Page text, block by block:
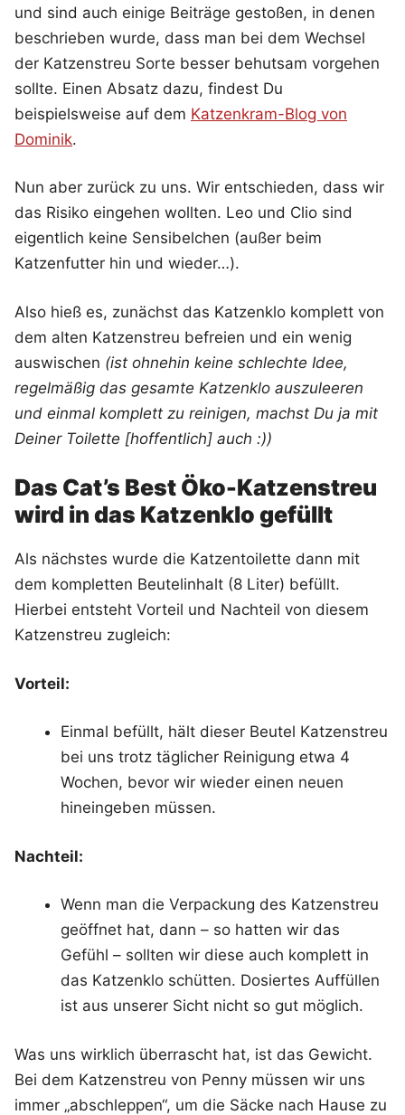
und sind auch einige Beiträge gestoßen, in denen
beschrieben wurde, dass man bei dem Wechsel
der Katzenstreu Sorte besser behutsam vorgehen
sollte. Einen Absatz dazu, findest Du
beispielsweise auf dem Katzenkram-Blog von
Dominik.
Nun aber zurück zu uns. Wir entschieden, dass wir
das Risiko eingehen wollten. Leo und Clio sind
eigentlich keine Sensibelchen (außer beim
Katzenfutter hin und wieder…).
Also hieß es, zunächst das Katzenklo komplett von
dem alten Katzenstreu befreien und ein wenig
auswischen (ist ohnehin keine schlechte Idee,
regelmäßig das gesamte Katzenklo auszuleeren
und einmal komplett zu reinigen, machst Du ja mit
Deiner Toilette [hoffentlich] auch :))
Das Cat’s Best Öko-Katzenstreu
wird in das Katzenklo gefüllt
Als nächstes wurde die Katzentoilette dann mit
dem kompletten Beutelinhalt (8 Liter) befüllt.
Hierbei entsteht Vorteil und Nachteil von diesem
Katzenstreu zugleich:
Vorteil:
Einmal befüllt, hält dieser Beutel Katzenstreu
bei uns trotz täglicher Reinigung etwa 4
Wochen, bevor wir wieder einen neuen
hineingeben müssen.
Nachteil:
Wenn man die Verpackung des Katzenstreu
geöffnet hat, dann – so hatten wir das
Gefühl – sollten wir diese auch komplett in
das Katzenklo schütten. Dosiertes Auffüllen
ist aus unserer Sicht nicht so gut möglich.
Was uns wirklich überrascht hat, ist das Gewicht.
Bei dem Katzenstreu von Penny müssen wir uns
immer „abschleppen“, um die Säcke nach Hause zu